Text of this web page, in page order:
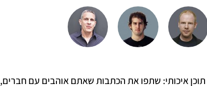
תוכן איכותי: שתפו את הכתבות שאתם אוהבים עם חברים,